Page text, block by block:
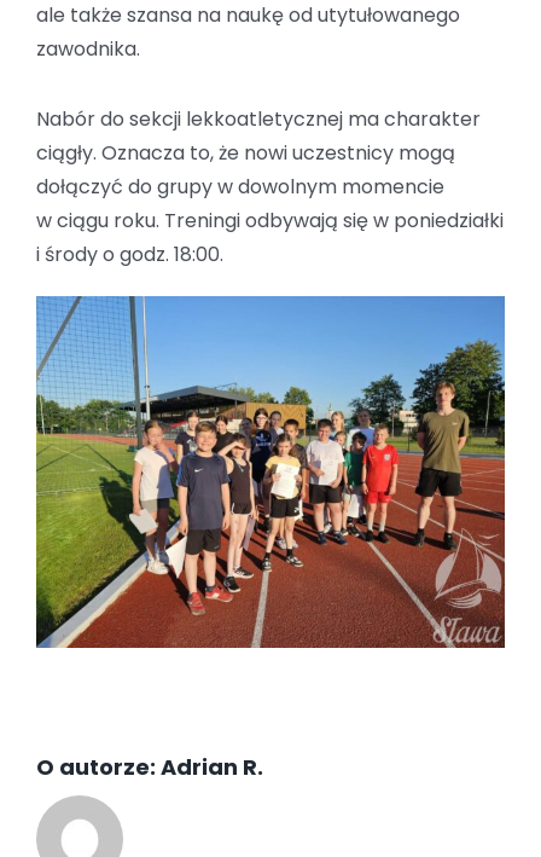
ale także szansa na naukę od utytułowanego
zawodnika.
Nabór do sekcji lekkoatletycznej ma charakter
ciągły. Oznacza to, że nowi uczestnicy mogą
dołączyć do grupy w dowolnym momencie
w ciągu roku. Treningi odbywają się w poniedziałki
i środy o godz. 18:00.
O autorze: Adrian R.